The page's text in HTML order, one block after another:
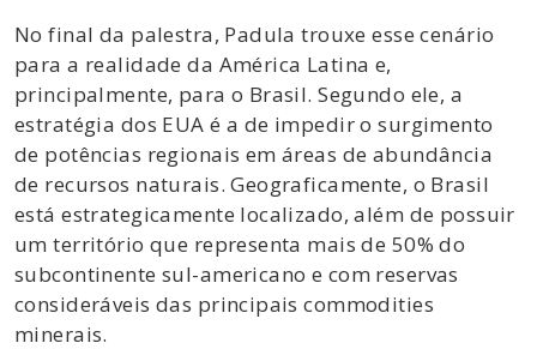
No final da palestra, Padula trouxe esse cenário
para a realidade da América Latina e,
principalmente, para o Brasil. Segundo ele, a
estratégia dos EUA é a de impedir o surgimento
de potências regionais em áreas de abundância
de recursos naturais. Geograficamente, o Brasil
está estrategicamente localizado, além de possuir
um território que representa mais de 50% do
subcontinente sul-americano e com reservas
consideráveis das principais commodities
minerais.